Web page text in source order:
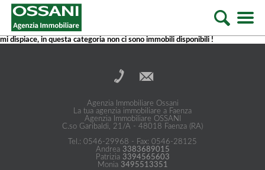
mi dispiace, in questa categoria non ci sono immobili disponibili !
Agenzia Immobiliare Ossani
La tua agenzia immobiliare a Faenza
Agenzia Immobiliare OSSANI
C.so Garibaldi, 21/A - 48018 Faenza (RA)
Tel.: 0546-29968 - Fax: 0546-28125
Andrea 3383689015
Patrizia 3394565603
Monia 3495513351